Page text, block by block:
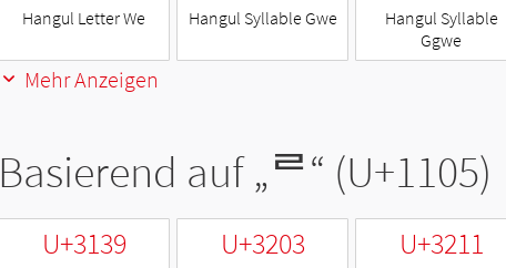
Hangul Letter We Hangul Syllable Gwe
Hangul Syllable
Ggwe
Mehr Anzeigen
Basierend auf „ᄅ“ (U+1105)
U+3139 U+3203 U+3211